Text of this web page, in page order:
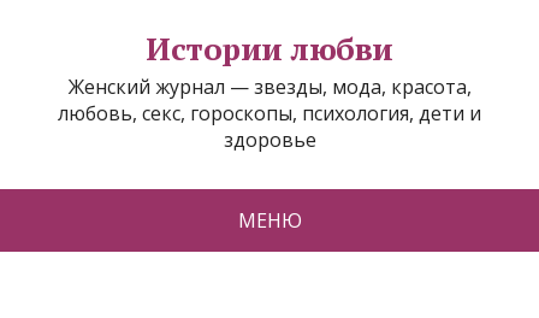
Истории любви
Женский журнал — звезды, мода, красота,
любовь, секс, гороскопы, психология, дети и
здоровье
МЕНЮ